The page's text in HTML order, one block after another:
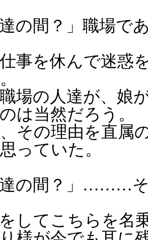
達の間？」職場で
事を休んで迷惑
場の人達が、娘
は当然だろう。
その理由を直属
っていた。
達の間？」………
してこちらを名